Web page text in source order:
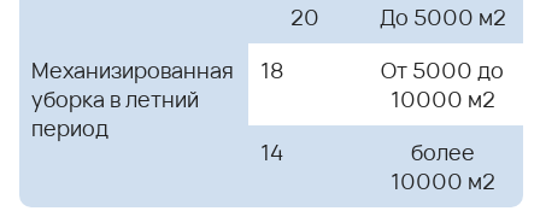
Механизированная
уборка в летний
период
20
До 5000 м2
18
От 5000 до
10000 м2
14
более
10000 м2